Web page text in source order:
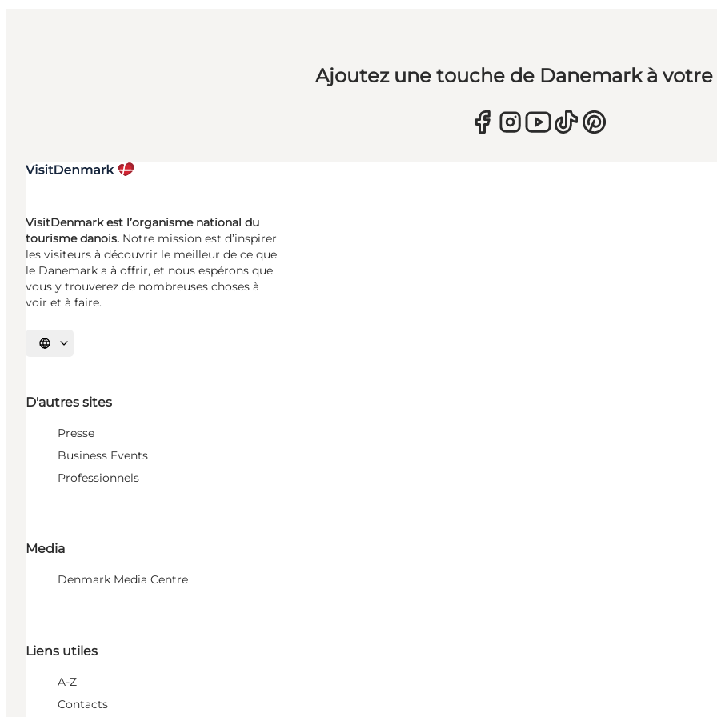
Ajoutez une touche de Danemark à
VisitDenmark est l’organisme national du
tourisme danois. Notre mission est d’inspirer
les visiteurs à découvrir le meilleur de ce que
le Danemark a à offrir, et nous espérons que
vous y trouverez de nombreuses choses à
voir et à faire.
Choisissez la langue
D'autres sites
Presse
Business Events
Professionnels
Media
Denmark Media Centre
Liens utiles
A-Z
Contacts